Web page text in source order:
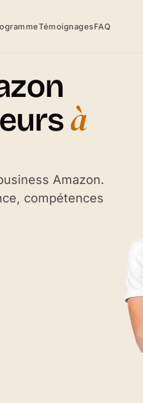
TémoignagesFAQ
à
Amazon.
compétences